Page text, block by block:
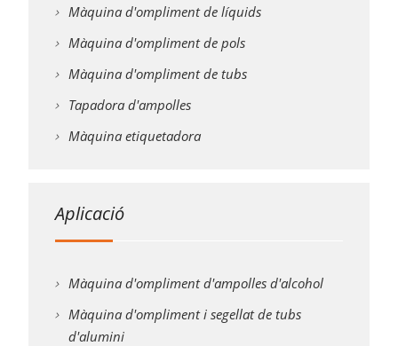
Màquina d'ompliment de líquids
Màquina d'ompliment de pols
Màquina d'ompliment de tubs
Tapadora d'ampolles
Màquina etiquetadora
Aplicació
Màquina d'ompliment d'ampolles d'alcohol
Màquina d'ompliment i segellat de tubs
d'alumini